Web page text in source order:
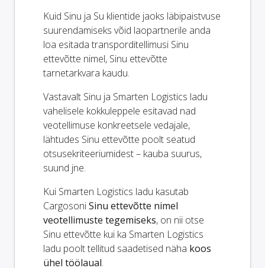
Kuid Sinu ja Su klientide jaoks läbipaistvuse
suurendamiseks võid laopartnerile anda
loa esitada transporditellimusi Sinu
ettevõtte nimel, Sinu ettevõtte
tarnetarkvara kaudu.
Vastavalt Sinu ja Smarten Logistics ladu
vahelisele kokkuleppele esitavad nad
veotellimuse konkreetsele vedajale,
lähtudes Sinu ettevõtte poolt seatud
otsusekriteeriumidest – kauba suurus,
suund jne.
Kui Smarten Logistics ladu kasutab
CargosoniSinu ettevõtte nimel
veotellimuste tegemiseks, on nii otse
Sinu ettevõtte kui ka Smarten Logistics
ladu poolt tellitud saadetised näha koos
ühel töölaual.